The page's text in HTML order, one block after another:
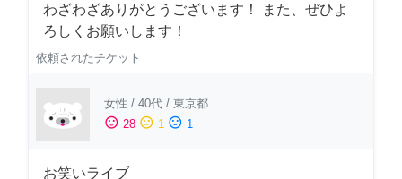
わざわざありがとうございます！ また、ぜひよ
ろしくお願いします！
依頼されたチケット
女性 / 40代 / 東京都
sentiment_satisfied 28 sentiment_neutral 1 sentiment_dissatisfied 1
お笑いライブ